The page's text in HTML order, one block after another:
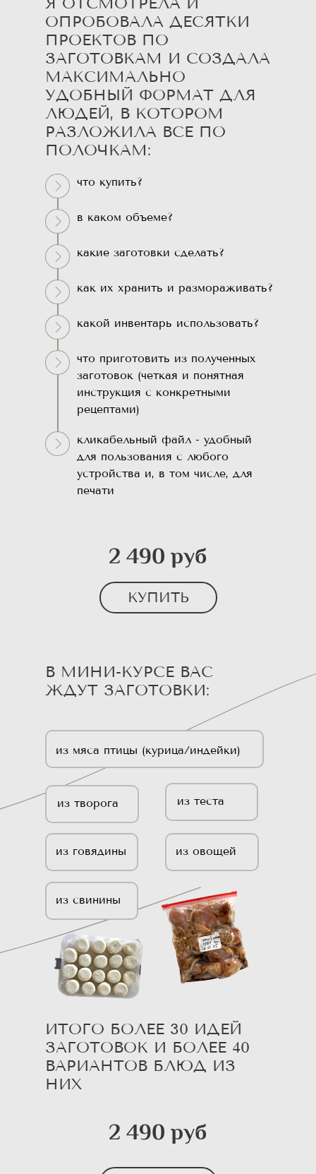
ОПРОБОВАЛА ДЕСЯТКИ
ПРОЕКТОВ ПО
ЗАГОТОВКАМ И СОЗДАЛА
МАКСИМАЛЬНО
УДОБНЫЙ ФОРМАТ ДЛЯ
ЛЮДЕЙ, В КОТОРОМ
РАЗЛОЖИЛА ВСЕ ПО
ПОЛОЧКАМ:
в каком объеме?
что купить?
как их хранить и размораживать?
какие заготовки сделать?
какой инвентарь использовать?
что приготовить из полученных
заготовок (четкая и понятная
инструкция с конкретными
рецептами)
кликабельный файл - удобный
для пользования с любого
устройства и, в том числе, для
печати
2 490 руб
КУПИТЬ
В МИНИ-КУРСЕ ВАС
ЖДУТ ЗАГОТОВКИ:
ИТОГО БОЛЕЕ 30 ИДЕЙ
ЗАГОТОВОК И БОЛЕЕ 40
ВАРИАНТОВ БЛЮД ИЗ
НИХ
из мяса птицы (курица/индейки)
из говядины
из теста
из овощей
из свинины
из творога
2 490 руб